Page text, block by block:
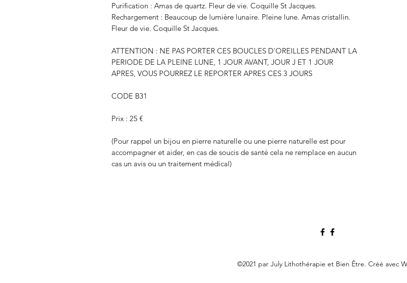
Purification : Amas de quartz. Fleur de vie. Coquille St Jacques.
Rechargement : Beaucoup de lumière lunaire. Pleine lune. Amas cristallin.
Fleur de vie. Coquille St Jacques.
ATTENTION : NE PAS PORTER CES BOUCLES D'OREILLES PENDANT LA
PERIODE DE LA PLEINE LUNE, 1 JOUR AVANT, JOUR J ET 1 JOUR
APRES, VOUS POURREZ LE REPORTER APRES CES 3 JOURS
CODE B31
Prix : 25 €
(Pour rappel un bijou en pierre naturelle ou une pierre naturelle est pour
accompagner et aider, en cas de soucis de santé cela ne remplace en aucun
cas un avis ou un traitement médical)
©2021 par July Lithothérapie et Bien Être. Créé avec